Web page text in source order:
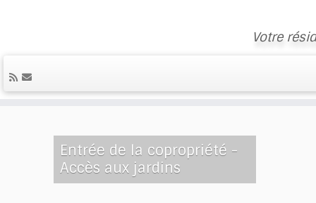
Votre
Entrée de la copropriété -
Accès aux jardins